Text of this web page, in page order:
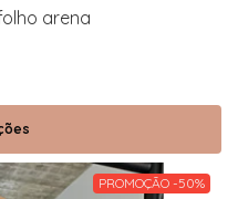
arena
PROMOÇÃO -50%